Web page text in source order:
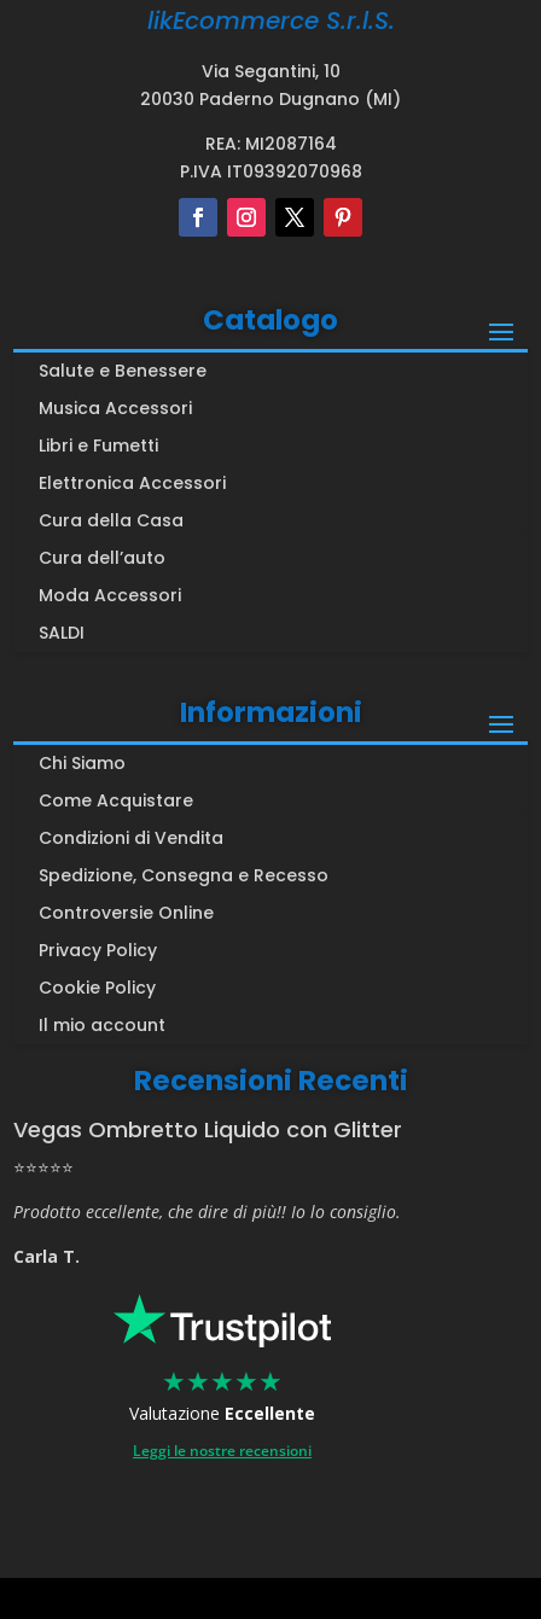
likEcommerce S.r.l.S.
Via Segantini, 10
20030 Paderno Dugnano (MI)
REA: MI2087164
P.IVA IT09392070968
Catalogo
Salute e Benessere
Musica Accessori
Libri e Fumetti
Elettronica Accessori
Cura della Casa
Cura dell’auto
Moda Accessori
SALDI
Informazioni
Chi Siamo
Come Acquistare
Condizioni di Vendita
Spedizione, Consegna e Recesso
Controversie Online
Privacy Policy
Cookie Policy
Il mio account
Recensioni Recenti
Vegas Ombretto Liquido con Glitter
⭐⭐⭐⭐⭐
Prodotto eccellente, che dire di più!! Io lo consiglio.
Carla T.
★★★★★
Valutazione Eccellente
Leggi le nostre recensioni